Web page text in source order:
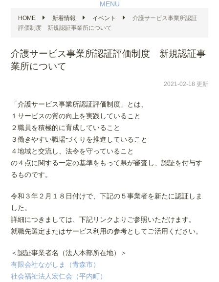
MENU
HOME 新着情報 イベント
介護サービス事業所認証
評価制度 新規認証事業所について
介護サービス事業所認証評価制度 新規認証事
業所について
2021-02-18 更新
「介護サービス事業所認証評価制度」とは、
１サービスの質の向上を実践していること
２職員を積極的に育成していること
３働きやすい職場づくりを推進していること
４地域と交流し、法令を守っていること
の４点に関する一定の基準をもって県が審査し、認証を付与す
るものです。
令和３年２月１８日付けで、下記の５事業者を新たに認証しま
した。
詳細につきましては、下記リンクよりご参照いただけます。
就職先選定またはサービス利用の参考としてご活用ください。
＜認証事業者名（法人本部所在地）＞
有限会社ながしま（青森市）
社会福祉法人宏仁会（平内町）